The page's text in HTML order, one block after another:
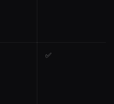
✅